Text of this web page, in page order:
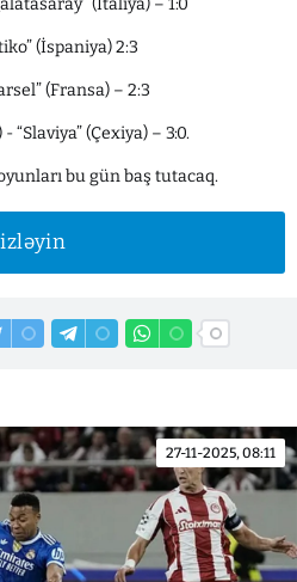
(İspaniya) 2:3
(Fransa) – 2:3
“Slaviya” (Çexiya) – 3:0.
bu gün baş tutacaq.
27-11-2025, 08:11